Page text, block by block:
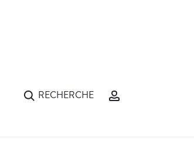
RECHERCHE